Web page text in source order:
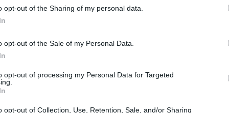
opt-out of the Sharing of my personal data.
opt-out of the Sale of my Personal Data.
opt-out of processing my Personal Data for Targeted
opt-out of Collection, Use, Retention, Sale, and/or Sharing
alla consorte durante questa lotta così
il proprio incoraggiamento attraverso
una foto della coppia con un
#MaiArrendersi”. Nel frattempo, il
Con uno dei salari più elevati della
non è stato preso in considerazione dai
le proposte di trasferimento, in